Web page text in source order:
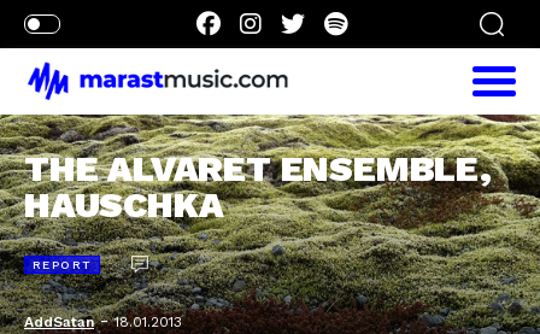
THE ALVARET ENSEMBLE,
HAUSCHKA
REPORT
AddSatan-18.01.2013